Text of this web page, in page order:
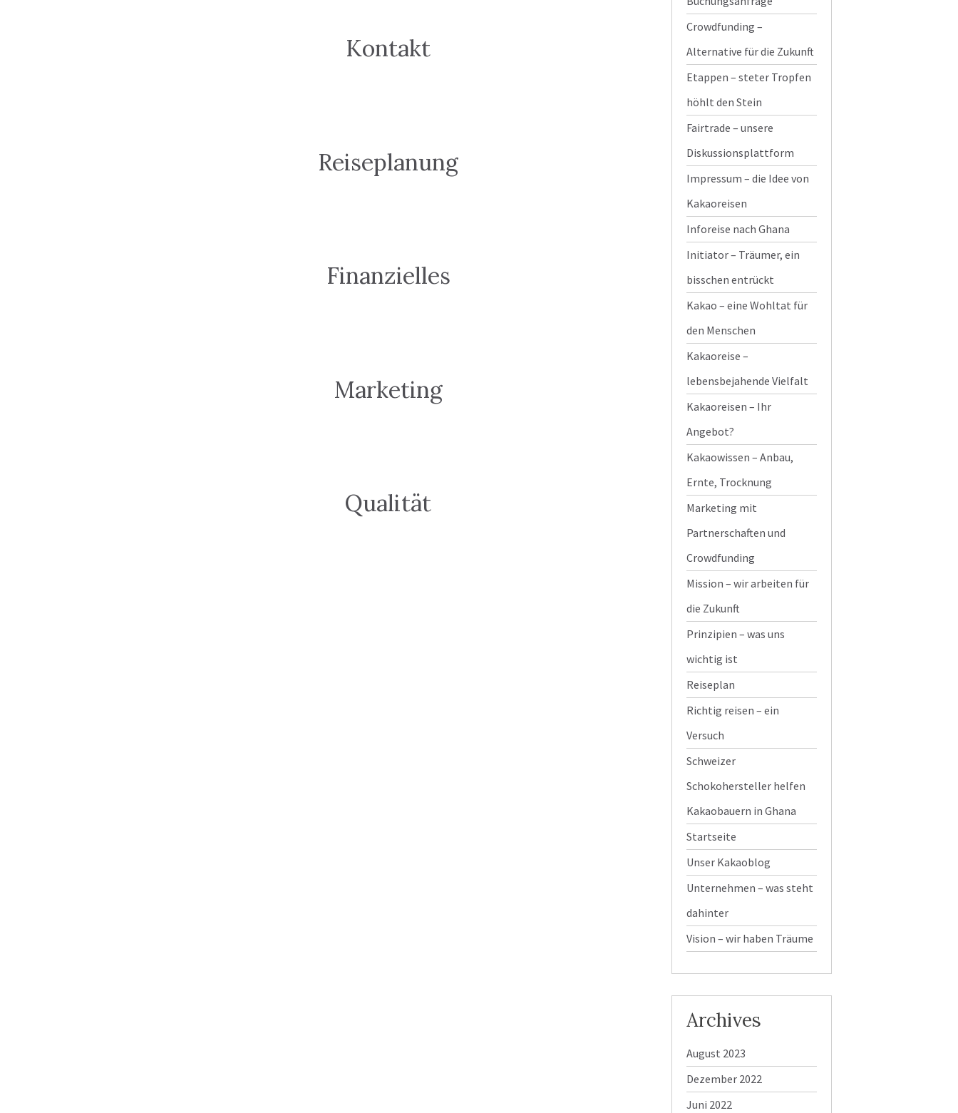
Kontakt
Reiseplanung
Finanzielles
Marketing
Qualität
Crowdfunding –
Alternative für die Zukunft
Etappen – steter Tropfen
höhlt den Stein
Fairtrade – unsere
Diskussionsplattform
Impressum – die Idee von
Kakaoreisen
Inforeise nach Ghana
Initiator – Träumer, ein
bisschen entrückt
Kakao – eine Wohltat für
den Menschen
Kakaoreise –
lebensbejahende Vielfalt
Kakaoreisen – Ihr
Angebot?
Kakaowissen – Anbau,
Ernte, Trocknung
Marketing mit
Partnerschaften und
Crowdfunding
Mission – wir arbeiten für
die Zukunft
Prinzipien – was uns
wichtig ist
Reiseplan
Richtig reisen – ein
Versuch
Schweizer
Schokohersteller helfen
Kakaobauern in Ghana
Startseite
Unser Kakaoblog
Unternehmen – was steht
dahinter
Vision – wir haben Träume
Archives
August 2023
Dezember 2022
Juni 2022